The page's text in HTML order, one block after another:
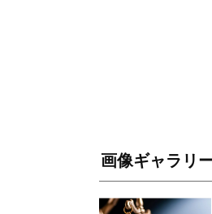
画像ギャラリ